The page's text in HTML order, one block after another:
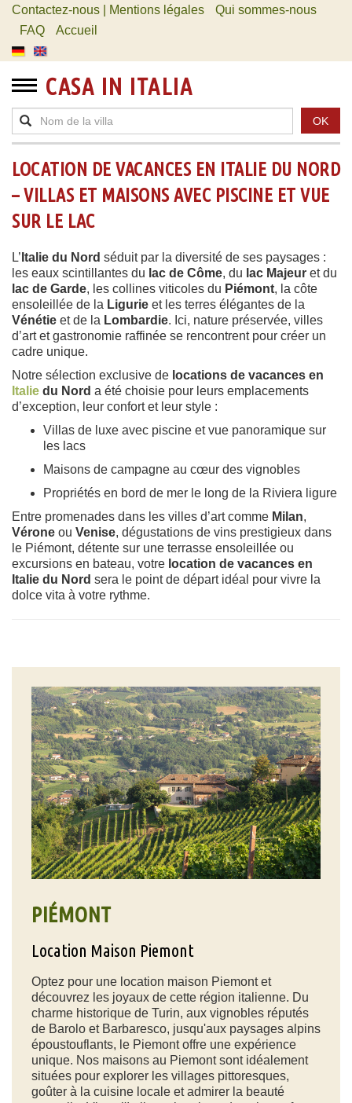
Contactez-nous | Mentions légales
Qui sommes-nous
FAQ
Accueil
CASA IN ITALIA
OK
LOCATION DE VACANCES EN ITALIE DU NORD
– VILLAS ET MAISONS AVEC PISCINE ET VUE
SUR LE LAC
L’ Italie du Nord séduit par la diversité de ses paysages :
les eaux scintillantes du lac de Côme, du lac Majeur et du
lac de Garde, les collines viticoles du Piémont, la côte
ensoleillée de la Ligurie et les terres élégantes de la
Vénétie et de la Lombardie. Ici, nature préservée, villes
d’art et gastronomie raffinée se rencontrent pour créer un
cadre unique.
Notre sélection exclusive de locations de vacances en
Italie du Nord a été choisie pour leurs emplacements
d’exception, leur confort et leur style :
Villas de luxe avec piscine et vue panoramique sur
les lacs
Maisons de campagne au cœur des vignobles
Propriétés en bord de mer le long de la Riviera ligure
Entre promenades dans les villes d’art comme Milan,
Vérone ou Venise, dégustations de vins prestigieux dans
le Piémont, détente sur une terrasse ensoleillée ou
excursions en bateau, votre location de vacances en
Italie du Nord sera le point de départ idéal pour vivre la
dolce vita à votre rythme.
PIÉMONT
Location Maison Piemont
Optez pour une location maison Piemont et
découvrez les joyaux de cette région italienne. Du
charme historique de Turin, aux vignobles réputés
de Barolo et Barbaresco, jusqu'aux paysages alpins
époustouflants, le Piemont offre une expérience
unique. Nos maisons au Piemont sont idéalement
situées pour explorer les villages pittoresques,
goûter à la cuisine locale et admirer la beauté